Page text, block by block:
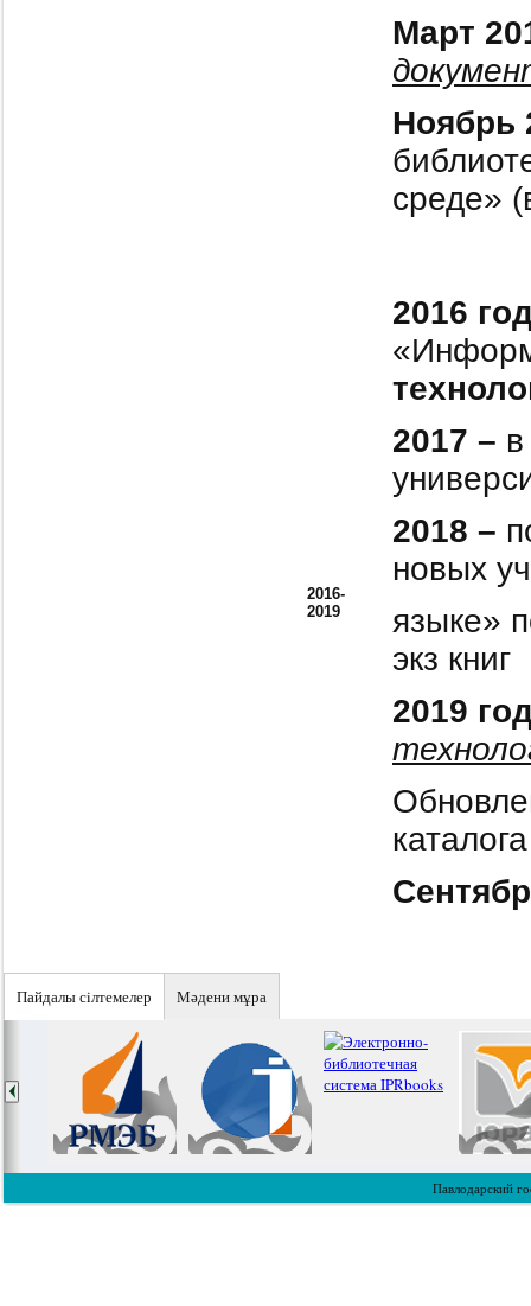
Март
Ноябрь
среде»
2016-
2019
2016
2017 –
2018 –
новых
языке»
экз книг
2019
каталога
Пайдалы сiлтемелер Мәдени мұра
Павлодарский